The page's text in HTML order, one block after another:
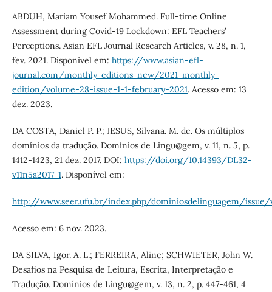
ABDUH, Mariam Yousef Mohammed. Full-time Online
Assessment during Covid-19 Lockdown: EFL Teachers’
Perceptions. Asian EFL Journal Research Articles, v. 28, n. 1,
fev. 2021. Disponível em: https://www.asian-efl-
journal.com/monthly-editions-new/2021-monthly-
edition/volume-28-issue-1-1-february-2021. Acesso em: 13
dez. 2023.
DA COSTA, Daniel P. P.; JESUS, Silvana. M. de. Os múltiplos
domínios da tradução. Domínios de Lingu@gem, v. 11, n. 5, p.
1412-1423, 21 dez. 2017. DOI: https://doi.org/10.14393/DL32-
v11n5a2017-1. Disponível em:
http://www.seer.ufu.br/index.php/dominiosdelinguagem/issue/
Acesso em: 6 nov. 2023.
DA SILVA, Igor. A. L.; FERREIRA, Aline; SCHWIETER, John W.
Desafios na Pesquisa de Leitura, Escrita, Interpretação e
Tradução. Domínios de Lingu@gem, v. 13, n. 2, p. 447-461, 4